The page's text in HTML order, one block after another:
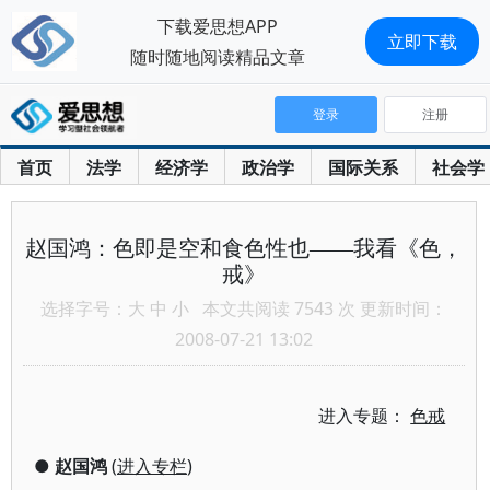
首页 法学 经济学 政治学 国际关系 社会学
登录 注册
赵国鸿：色即是空和食色性也——我看《色，
戒》
选择字号： 大 中 小 本文共阅读 7543 次 更新时间：
2008-07-21 13:02
进入专题：色戒
● 赵国鸿(进入专栏)
下载爱思想APP
随时随地阅读精品文章
立即下载